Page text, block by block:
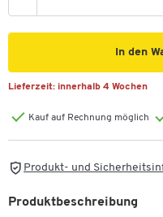
In den
Lieferzeit: innerhalb 4 Wochen
Kauf auf Rechnung möglich
Produkt- und
Produktbeschreibung